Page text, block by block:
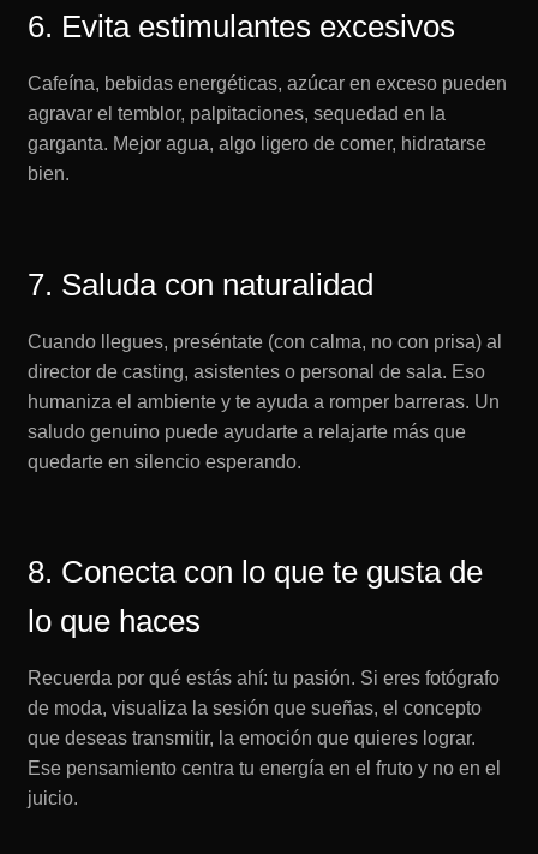
6. Evita estimulantes excesivos
Cafeína, bebidas energéticas, azúcar en exceso pueden
agravar el temblor, palpitaciones, sequedad en la
garganta. Mejor agua, algo ligero de comer, hidratarse
bien.
7. Saluda con naturalidad
Cuando llegues, preséntate (con calma, no con prisa) al
director de casting, asistentes o personal de sala. Eso
humaniza el ambiente y te ayuda a romper barreras. Un
saludo genuino puede ayudarte a relajarte más que
quedarte en silencio esperando.
8. Conecta con lo que te gusta de
lo que haces
Recuerda por qué estás ahí: tu pasión. Si eres fotógrafo
de moda, visualiza la sesión que sueñas, el concepto
que deseas transmitir, la emoción que quieres lograr.
Ese pensamiento centra tu energía en el fruto y no en el
juicio.